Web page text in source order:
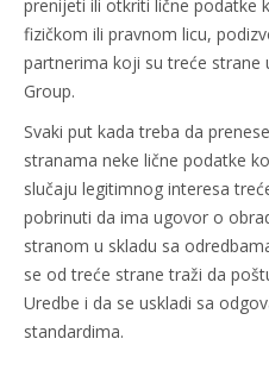
prenijeti ili otkriti lične podatke
fizičkom ili pravnom licu,
partnerima koji su treće strane
Group.
Svaki put kada treba da
stranama neke lične podatke
slučaju legitimnog interesa
pobrinuti da ima ugovor o
stranom u skladu sa
se od treće strane traži da
Uredbe i da se uskladi sa
standardima.